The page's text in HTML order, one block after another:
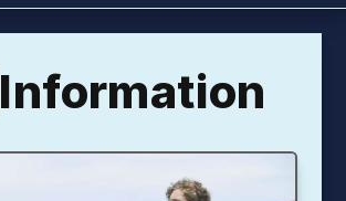
Information